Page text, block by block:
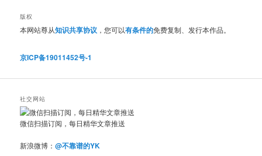
版权
本网站尊从知识共享协议 ，您可以有条件的免费复制、发行本作品。
京ICP备19011452号-1
社交网站
微信扫描订阅，每日精华文章推送
新浪微博：@不靠谱的YK